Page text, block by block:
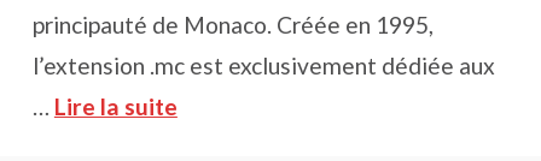
principauté de Monaco. Créée en 1995,
l’extension .mc est exclusivement dédiée aux
… Lire la suite